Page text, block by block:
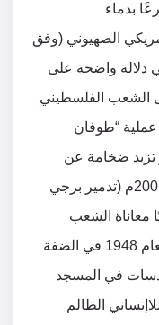
بدماء
الصهيوني (وفق
دلالة واضحة على
الشعب الفلسطيني
عملية “طوفان
تزيد ضخامة عن
هجمات الــ11 من سبتمبر من العام 2001م (تدمير برجي
معاناة الشعب
الفلسطيني والتنكيل اليومي به منذ العام 1948 في الضفة
في المسجد
الظالم